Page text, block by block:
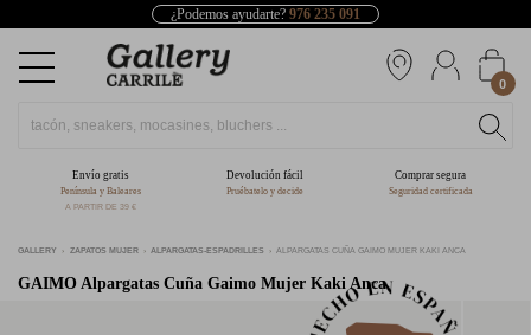
¿Podemos ayudarte? 976 235 091
0
Envío gratis
Península y Baleares
A PARTIR DE 39 €
Devolución fácil
Pruébatelo y decide
Comprar segura
Seguridad certificada
GALLERY ZAPATOS MUJER ALPARGATAS-ESPADRILLES ALPARGATAS CUÑA GAIMO MUJER KAKI ANCA
GAIMO Alpargatas Cuña Gaimo Mujer Kaki Anca